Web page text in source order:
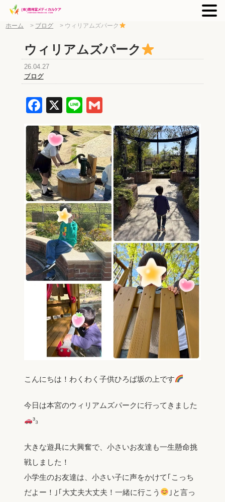
ホーム > ブログ > ウィリアムズパーク
ウィリアムズパーク
26.04.27
ブログ
Facebook
X Line
こんにちは！わくわく子供ひろば坂の上です
今日は本宮のウィリアムズパークに行ってきました
³₃
大きな遊具に大興奮で、小さいお友達も一生懸命挑
戦しました！
小学生のお友達は、小さい子に声をかけて｢こっち
だよー！｣｢大丈夫大丈夫！一緒に行こう
｣と言っ